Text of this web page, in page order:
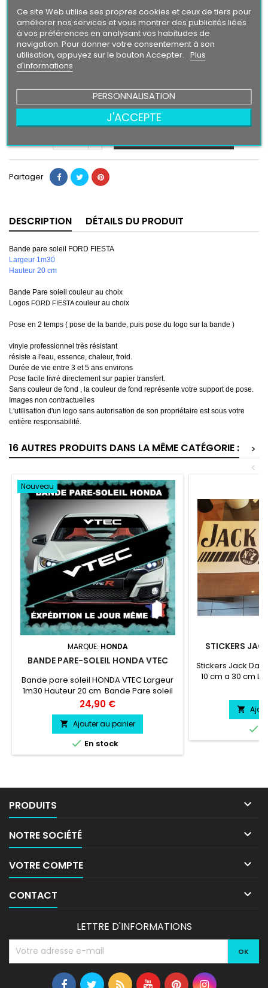
Texte/ Logo
Noir
Blanc RougeBleu Gris JauneVert Rose Gris
Argent
Bleu
Intense
OrangeViolet
24,90 €
Partager
DESCRIPTION DÉTAILS DU PRODUIT
Bande pare soleil FORD FIESTA
Largeur 1m30
Hauteur 20 cm
Bande Pare soleil couleur au choix
Logos FORD FIESTAcouleur au choix
Pose en 2 temps ( pose de la bande, puis pose du logo sur la bande )
vinyle professionnel très résistant
résiste a l'eau, essence, chaleur, froid.
Durée de vie entre 3 et 5 ans environs
Pose facile livré directement sur papier transfert.
Sans couleur de fond , la couleur de fond représente votre support de pose.
Images non contractuelles
L'utilisation d'un logo sans autorisation de son propriétaire est sous votre
entière responsabilité.
16 AUTRES PRODUITS DANS LA MÊME CATÉGORIE :
>
<
Nouveau
MARQUE: HONDA
BANDE PARE-SOLEIL HONDA VTEC
Bande pare soleil HONDA VTEC Largeur
1m30 Hauteur 20 cm Bande Pare soleil
couleur au choix Logo HONDA VTEC
couleur au choix
Prix
24,90 €
 Ajouter au panier
 En stock
STICKERS
Stickers Jack
10 cm a 30 cm
résiste a l'eau,


PRODUITS 
NOTRE SOCIÉTÉ 
VOTRE COMPTE 
CONTACT 
Ce site Web utilise ses propres cookies et ceux de tiers pour
améliorer nos services et vous montrer des publicités liées
à vos préférences en analysant vos habitudes de
navigation. Pour donner votre consentement à son
utilisation, appuyez sur le bouton Accepter. Plus
d'informations
PERSONNALISATION
J'ACCEPTE
LETTRE D'INFORMATIONS